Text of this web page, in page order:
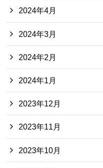
2024年4月
2024年3月
2024年2月
2024年1月
2023年12月
2023年11月
2023年10月